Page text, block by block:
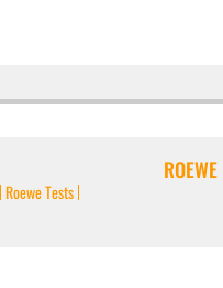
Roewe Tests
ROEWE